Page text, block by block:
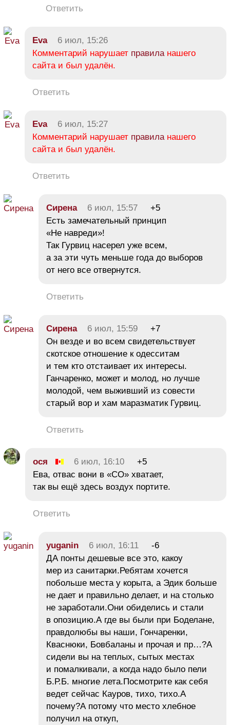
Ответить
Eva
6 июл, 15:26
Комментарий нарушает правила нашего
сайта и был удалён.
Ответить
Eva
6 июл, 15:27
Комментарий нарушает правила нашего
сайта и был удалён.
Ответить
Сирена 6 июл, 15:57
+5
Есть замечательный принцип
«Не навреди»!
Так Гурвиц насерел уже всем,
а за эти чуть меньше года до выборов
от него все отвернутся.
Ответить
Сирена 6 июл, 15:59
+7
Он везде и во всем свидетельствует
скотское отношение к одесситам
и тем кто отстаивает их интересы.
Ганчаренко, может и молод, но лучше
молодой, чем выживший из совести
старый вор и хам маразматик Гурвиц.
Ответить
ося 6 июл, 16:10
+5
Ева, отвас вони в «СО» хватает,
так вы ещё здесь воздух портите.
Ответить
yuganin 6 июл, 16:11
-6
ДА понты дешевые все это, какоу
мер из санитарки.Ребятам хочется
побольше места у корыта, а Эдик больше
не дает и правильно делает, и на столько
не заработали.Они обиделись и стали
в опозицию.А где вы были при Боделане,
правдолюбы вы наши, Гончаренки,
Кваснюки, Бовбаланы и прочая и пр…?А
сидели вы на теплых, сытых местах
и помалкивали, а когда надо было пели
Б.Р.Б. многие лета.Посмотрите как себя
ведет сейчас Кауров, тихо, тихо.А
почему?А потому что место хлебное
получил на откуп,